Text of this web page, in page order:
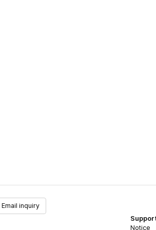
Email inquiry
Notice